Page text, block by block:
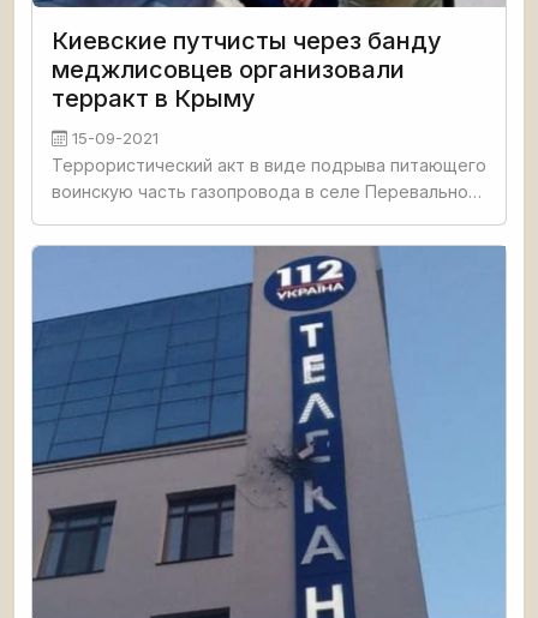
Киевские путчисты через банду
меджлисовцев организовали
терракт в Крыму
15-09-2021
Террористический акт в виде подрыва питающего
воинскую часть газопровода в селе Перевальное,
меджлисом в связке с Главным управлением